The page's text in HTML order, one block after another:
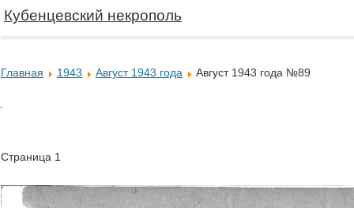
Кубенцевский некрополь
Главная 1943 Август 1943 года Август 1943 года №89
Страница 1